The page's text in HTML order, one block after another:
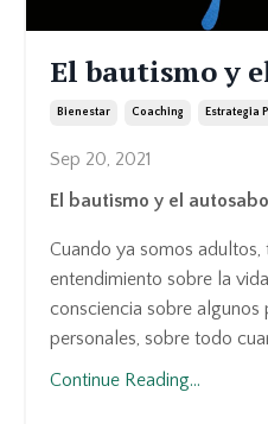
El bautismo y
Bienestar Coaching Estrategia
Sep 20, 2021
El bautismo y el
Cuando ya somos
entendimiento sobre la
consciencia sobre algunos
personales, sobre todo
Continue Reading...